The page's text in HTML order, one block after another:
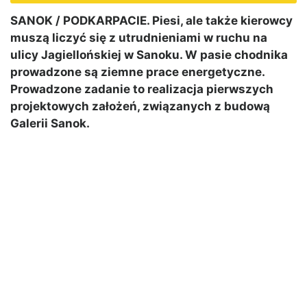
SANOK / PODKARPACIE. Piesi, ale także kierowcy
muszą liczyć się z utrudnieniami w ruchu na
ulicy Jagiellońskiej w Sanoku. W pasie chodnika
prowadzone są ziemne prace energetyczne.
Prowadzone zadanie to realizacja pierwszych
projektowych założeń, związanych z budową
Galerii Sanok.